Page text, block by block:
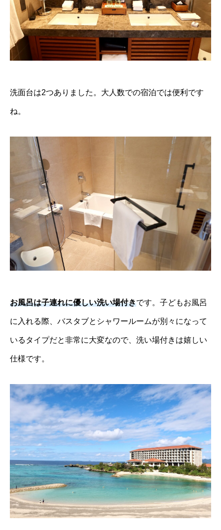
洗面台は2つありました。大人数での宿泊では便利です
ね。
お風呂は子連れに優しい洗い場付きです。子どもお風呂
に入れる際、バスタブとシャワールームが別々になって
いるタイプだと非常に大変なので、洗い場付きは嬉しい
仕様です。